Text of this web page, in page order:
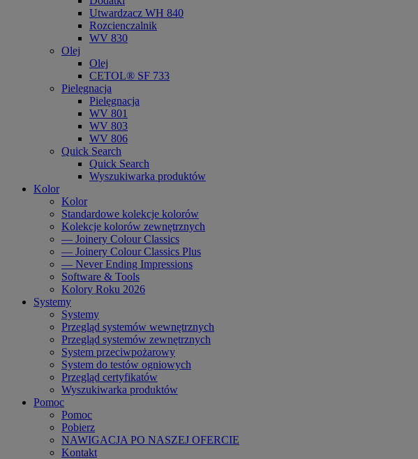
Utwardzacz WH 840
Rozcienczalnik
WV 830
Olej
Olej
CETOL® SF 733
Pielęgnacja
Pielęgnacja
WV 801
WV 803
WV 806
Quick Search
Quick Search
Wyszukiwarka produktów
Kolor
Kolor
Standardowe kolekcje kolorów
Kolekcje kolorów zewnętrznych
— Joinery Colour Classics
— Joinery Colour Classics Plus
— Never Ending Impressions
Software & Tools
Kolory Roku 2026
Systemy
Systemy
Przegląd systemów wewnętrznych
Przegląd systemów zewnętrznych
System przeciwpożarowy
System do testów ogniowych
Przegląd certyfikatów
Wyszukiwarka produktów
Pomoc
Pomoc
Pobierz
NAWIGACJA PO NASZEJ OFERCIE
Kontakt